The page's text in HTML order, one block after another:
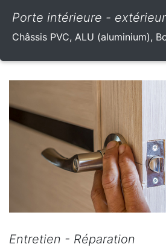
Porte intérieure -
Châssis PVC, ALU (aluminium),
Entretien - Réparation